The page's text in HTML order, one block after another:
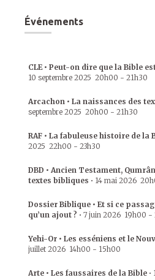
Événements
CLE • Peut-on dire que la Bible
10 septembre 2025 20h00 - 21h30
Arcachon • La naissances des
septembre 2025 20h00 - 21h30
RAF • La fabuleuse histoire de la
2025 22h00 - 23h30
DBD • Ancien Testament,
textes bibliques • 14 mai 2026
Dossier Biblique • Et si ce
qu’un ajout ? • 7 juin 2026 19h00 -
Yehi-Or • Les esséniens et le
juillet 2026 14h00 - 15h00
Arte • Les faussaires de la Bible •